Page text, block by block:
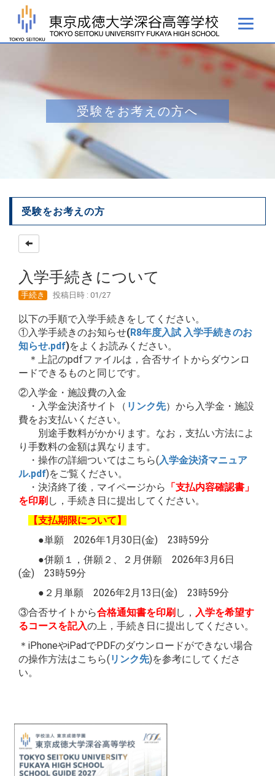
受験をお考えの方へ
受験をお考えの方
入学手続きについて
手続き 投稿日時 : 01/27
以下の手順で入学手続きをしてください。
①入学手続きのお知らせ(R8年度入試 入学手続きのお
知らせ.pdf)をよくお読みください。
＊上記のpdfファイルは，合否サイトからダウンロ
ードできるものと同じです。
②入学金・施設費の入金
・入学金決済サイト（ リンク先）から入学金・施設
費をお支払いください。
別途手数料がかかります。なお，支払い方法によ
り手数料の金額は異なります。
・操作の詳細ついてはこちら(入学金決済マニュア
ル.pdf)をご覧ください。
・決済終了後，マイページから 「支払内容確認書」
を印刷 し，手続き日に提出してください。
【支払期限について】
●単願 2026年1月30日(金) 23時59分
●併願１，併願２、２月併願 2026年3月6日
(金) 23時59分
●２月単願 2026年2月13日(金) 23時59分
③合否サイトから合格通知書を印刷 し， 入学を希望す
るコースを記入の上，手続き日に提出してください。
＊iPhoneやiPadでPDFのダウンロードができない場合
の操作方法はこちら(リンク先)を参考にしてくださ
い。